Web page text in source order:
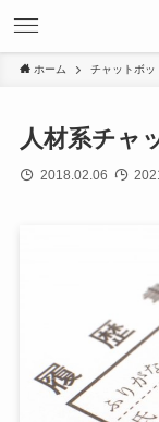
ホーム チャットボッ
人材系チャ
2018.02.06